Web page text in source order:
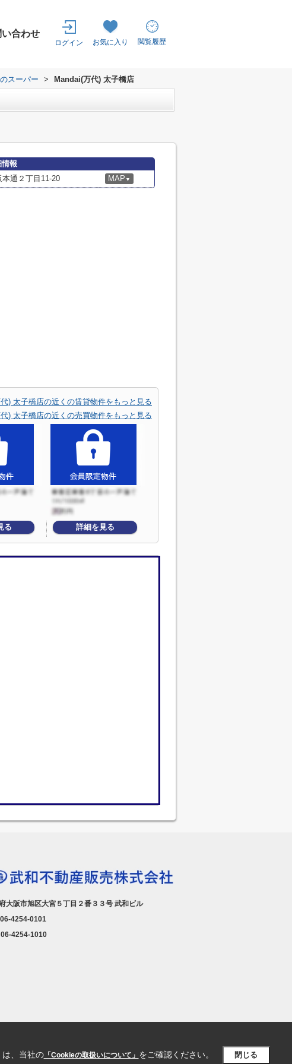
い合わせ
ログイン お気に入り 閲覧履歴
スーパー > Mandai(万代) 太子橋店
報
通２丁目11-20 MAP ▼
) 太子橋店の近くの賃貸物件をもっと見る
) 太子橋店の近くの売買物件をもっと見る
る 詳細を見る
大阪市旭区大宮５丁目２番３３号 武和ビル
4254-0101
4254-1010
は、当社の「Cookieの取扱いについて」 をご確認ください。 閉じる